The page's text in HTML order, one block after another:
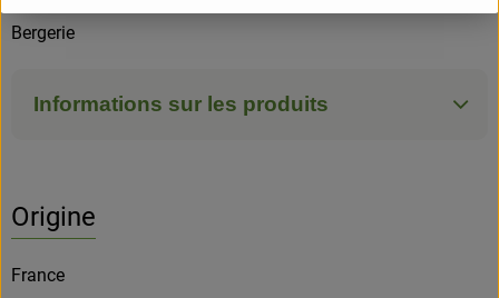
Bergerie
Informations sur les produits
Origine
France